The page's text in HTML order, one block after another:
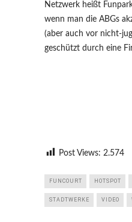
Netzwerk heißt
wenn man die ABGs
(aber auch vor nicht-
geschützt durch eine
Post Views: 2.574
FUNCOURT HOTSPOT
STADTWERKE VIDEO